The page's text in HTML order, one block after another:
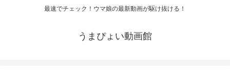
最速でチェック！ウマ娘の最新動画が駆け抜ける！
うまぴょい動画館